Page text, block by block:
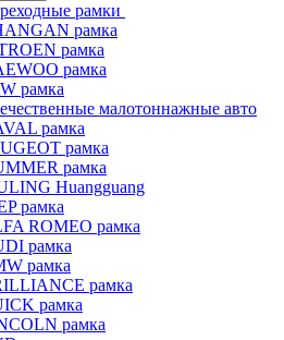
рамки
рамка
рамка
рамка
рамка
малотоннажные авто
рамка
рамка
рамка
Huangguang
рамка
ROMEO рамка
рамка
рамка
рамка
рамка
рамка